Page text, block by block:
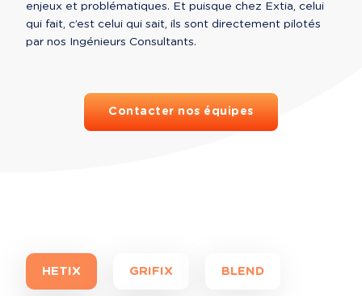
enjeux et problématiques. Et puisque chez Extia, celui
qui fait, c’est celui qui sait, ils sont directement pilotés
par nos Ingénieurs Consultants.
Contacter nos équipes
HETIX GRIFIX BLEND